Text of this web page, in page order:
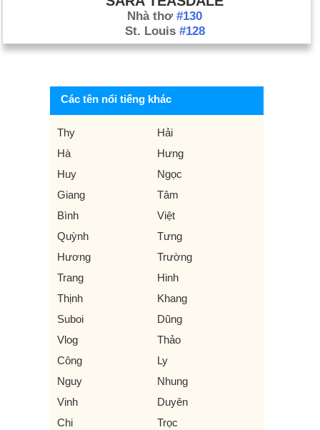
Nhà thơ #130
St. Louis #128
Các tên nổi tiếng khác
Thy
Hải
Hà
Hưng
Huy
Ngọc
Giang
Tâm
Bình
Việt
Quỳnh
Tưng
Hương
Trường
Trang
Hinh
Thịnh
Khang
Suboi
Dũng
Vlog
Thảo
Công
Ly
Nguy
Nhung
Vinh
Duyên
Chi
Trọc